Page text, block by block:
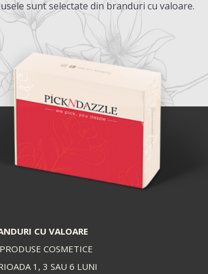
sunt selectate din branduri cu valoare.
CU VALOARE
COSMETICE
1, 3 SAU 6 LUNI